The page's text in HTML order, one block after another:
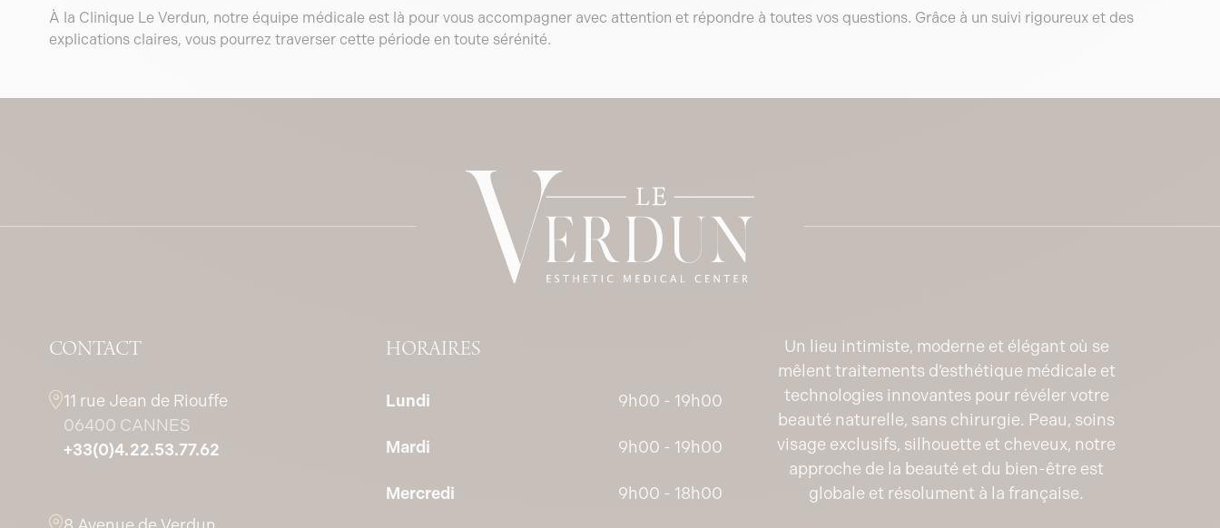
À la Clinique Le Verdun, notre équipe médicale est là pour vous accompagner avec attention et répondre à toutes vos questions. Grâce à un suivi rigoureux et des
explications claires, vous pourrez traverser cette période en toute sérénité.
CONTACT
11 rue Jean de Riouffe
06400 CANNES
+33(0)4.22.53.77.62
Un lieu intimiste, moderne et élégant où se
mêlent traitements d’esthétique médicale et
technologies innovantes pour révéler votre
beauté naturelle, sans chirurgie. Peau, soins
visage exclusifs, silhouette et cheveux, notre
approche de la beauté et du bien-être est
globale et résolument à la française.
HORAIRES
Lundi 9h00 - 19h00
Mardi 9h00 - 19h00
Mercredi 9h00 - 18h00